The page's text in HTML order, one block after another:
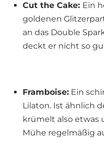
Cut the Cake: Ein
goldenen
an das Double
deckt er nicht so
Framboise: Ein
Lilaton. Ist ähnlich
krümelt also etwas
Mühe regelmäßig